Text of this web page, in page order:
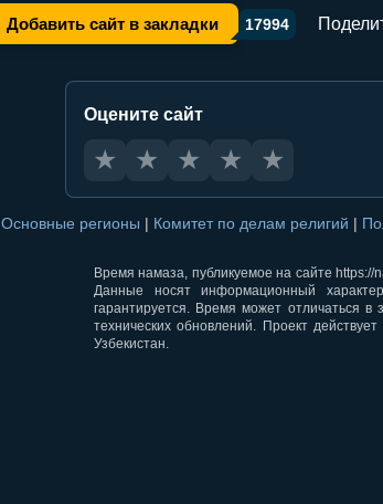
Добавить сайт в закладки 17994
Оцените сайт
★ ★ ★ ★ ★
Основные регионы | Комитет по делам религий |
Время намаза, публикуемое на сайте
Данные носят информационный
гарантируется. Время может отличаться в
технических обновлений. Проект
Узбекистан.